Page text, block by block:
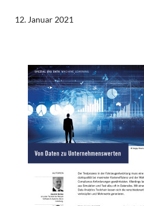
12. Januar 2021